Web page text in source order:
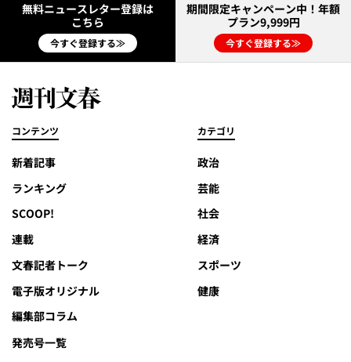
無料ニュースレター登録は
こちら
今すぐ登録する≫
期間限定キャンペーン中！年額
プラン9,999円
今すぐ登録する≫
コンテンツ
新着記事
ランキング
SCOOP!
連載
文春記者トーク
電子版オリジナル
編集部コラム
発売号一覧
カテゴリ
政治
芸能
社会
経済
スポーツ
健康